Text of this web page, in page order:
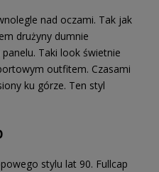
nad oczami. Tak jak
drużyny dumnie
Taki look świetnie
outfitem. Czasami
ku górze. Ten styl
stylu lat 90. Fullcap